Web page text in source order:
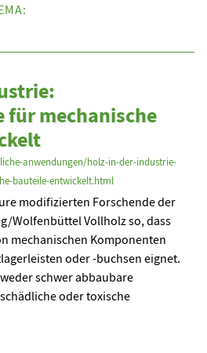
für mechanische
anwendungen/holz-in-der-industrie-
bauteile-entwickelt.html
modifizierten Forschende der
Wolfenbüttel Vollholz so, dass
mechanischen Komponenten
oder -buchsen eignet.
schwer abbaubare
oder toxische